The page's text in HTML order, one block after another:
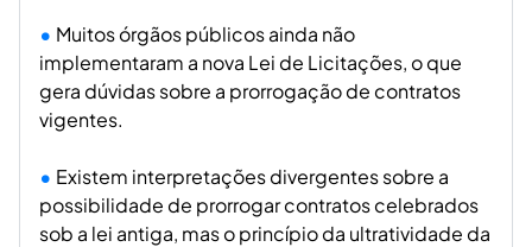
Muitos órgãos públicos ainda não
implementaram a nova Lei de Licitações, o que
gera dúvidas sobre a prorrogação de contratos
vigentes.
Existem interpretações divergentes sobre a
possibilidade de prorrogar contratos celebrados
sob a lei antiga, mas o princípio da ultratividade da